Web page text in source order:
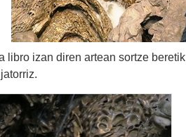
libro izan diren artean sortze beretik,